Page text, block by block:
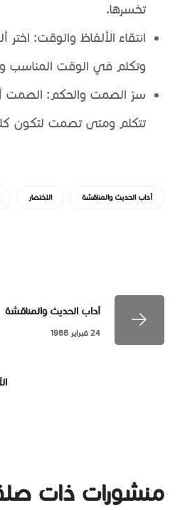
تخسرها.
انتقاء الألفاظ والوقت: اختر
وتكلم في الوقت المناسب
سرّ الصمت والحكم: الصمت
تتكلم ومتى تصمت لتكون
آداب الحديث والمناقشة الاختصار
آداب الحديث والمناقشة
24 فبراير 1988
منشورات ذات